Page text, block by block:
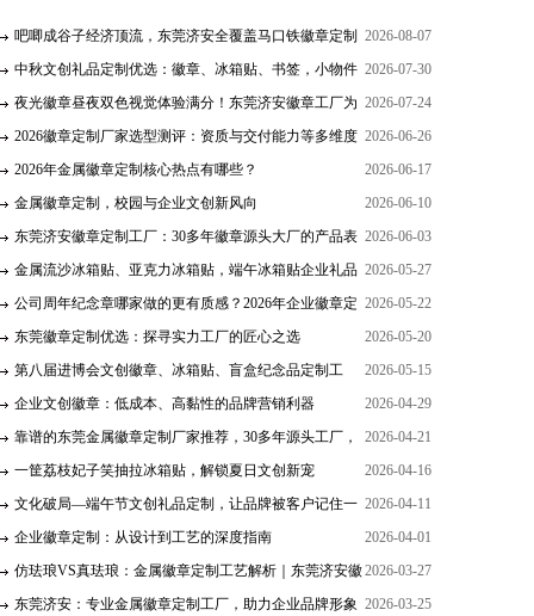
2026-08-07
吧唧成谷子经济顶流，东莞济安全覆盖马口铁徽章定制
多元工艺
2026-07-30
中秋文创礼品定制优选：徽章、冰箱贴、书签，小物件
承载月圆心意
2026-07-24
夜光徽章昼夜双色视觉体验满分！东莞济安徽章工厂为
你呈现！
2026-06-26
2026徽章定制厂家选型测评：资质与交付能力等多维度
分析
2026-06-17
2026年金属徽章定制核心热点有哪些？
2026-06-10
金属徽章定制，校园与企业文创新风向
2026-06-03
东莞济安徽章定制工厂：30多年徽章源头大厂的产品表
现力
2026-05-27
金属流沙冰箱贴、亚克力冰箱贴，端午冰箱贴企业礼品
与二次元周边
2026-05-22
公司周年纪念章哪家做的更有质感？2026年企业徽章定
制避坑与测评
2026-05-20
东莞徽章定制优选：探寻实力工厂的匠心之选
2026-05-15
第八届进博会文创徽章、冰箱贴、盲盒纪念品定制工
厂：东莞济安
2026-04-29
企业文创徽章：低成本、高黏性的品牌营销利器
2026-04-21
靠谱的东莞金属徽章定制厂家推荐，30多年源头工厂，
迪士尼/星巴克认证供应商
2026-04-16
一筐荔枝妃子笑抽拉冰箱贴，解锁夏日文创新宠
2026-04-11
文化破局—端午节文创礼品定制，让品牌被客户记住一
整年！
2026-04-01
企业徽章定制：从设计到工艺的深度指南
2026-03-27
仿珐琅VS真珐琅：金属徽章定制工艺解析｜东莞济安徽
章工厂
2026-03-25
东莞济安：专业金属徽章定制工厂，助力企业品牌形象